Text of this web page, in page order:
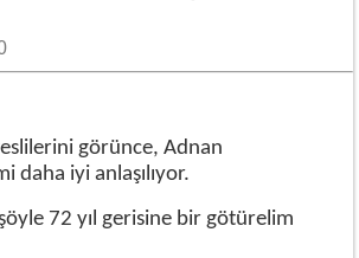
görünce, Adnan
daha iyi anlaşılıyor.
72 yıl gerisine bir götürelim